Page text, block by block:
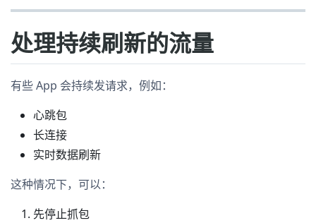
处理持续刷新的流量
有些 App 会持续发请求，例如：
心跳包
长连接
实时数据刷新
这种情况下，可以：
先停止抓包